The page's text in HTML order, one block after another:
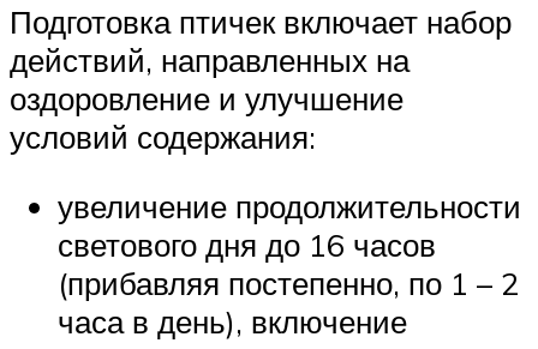
Подготовка птичек включает набор
действий, направленных на
оздоровление и улучшение
условий содержания:
увеличение продолжительности
светового дня до 16 часов
(прибавляя постепенно, по 1 – 2
часа в день), включение